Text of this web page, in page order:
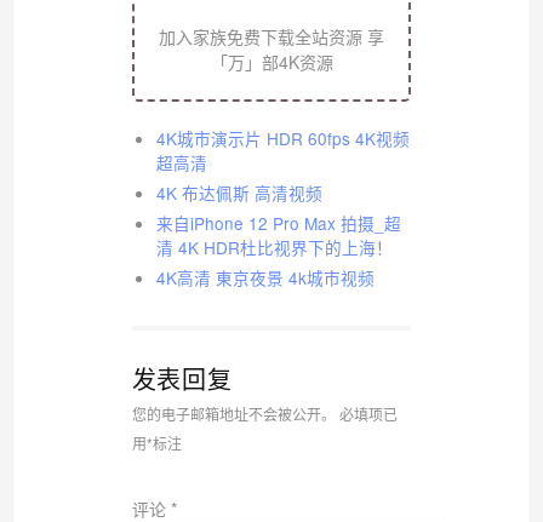
加入家族免费下载全站资源 享
「万」部4K资源
4K城市演示片 HDR 60fps 4K视频
超高清
4K 布达佩斯 高清视频
来自iPhone 12 Pro Max 拍摄_超
清 4K HDR杜比视界下的上海！
4K高清 東京夜景 4k城市视频
发表回复
您的电子邮箱地址不会被公开。
必填项已
用*标注
评论 *